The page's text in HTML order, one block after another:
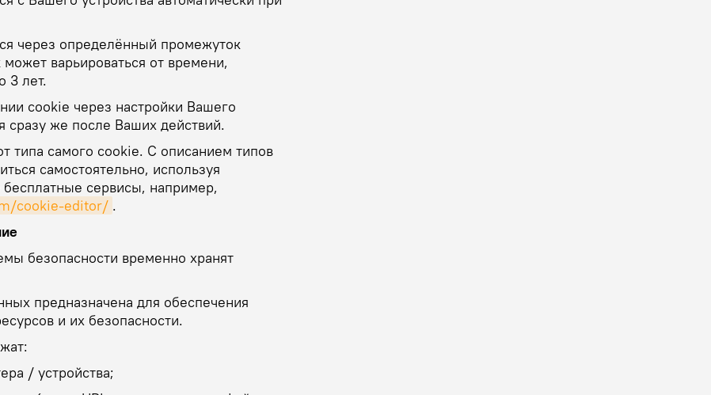
через определённый промежуток
варьироваться от времени,
3 лет.
cookie через настройки Вашего
сразу же после Ваших действий.
типа самого cookie. С описанием типов
самостоятельно, используя
сервисы, например,
cookie-editor/ .
безопасности временно хранят
предназначена для обеспечения
и их безопасности.
/ устройства;